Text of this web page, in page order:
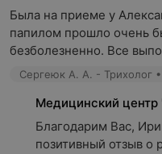
В гинекологии
жидкостной
для изучения
шейки матки.
При исследовании
узлов щитовидной
тиреоидита, рака
Была на приеме у
папилом прошло очень
безболезненно. Все
Сергеюк А. А. - Трихолог
Медицинский
Благодарим Вас,
позитивный отзыв о